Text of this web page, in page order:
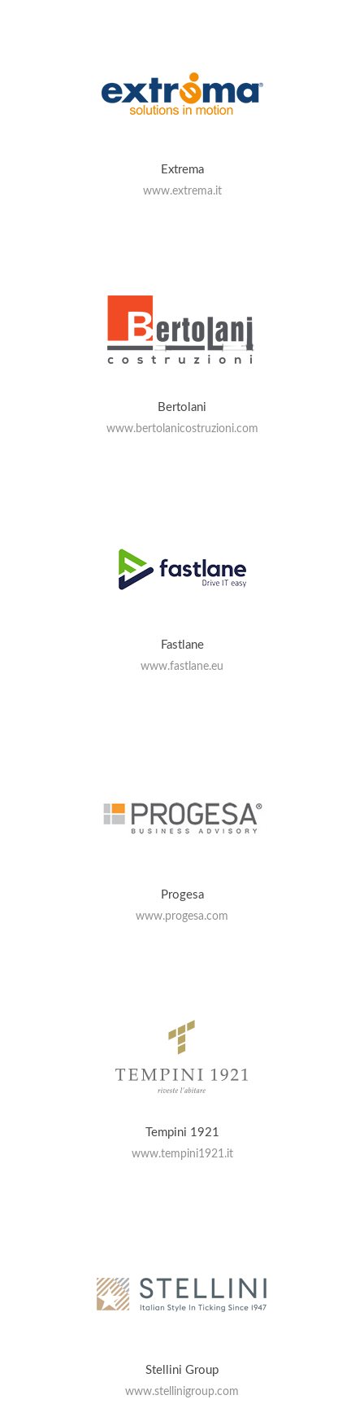
Extrema
www.extrema.it
Bertolani
www.bertolanicostruzioni.com
Fastlane
www.fastlane.eu
Progesa
www.progesa.com
Tempini 1921
www.tempini1921.it
Stellini Group
www.stellinigroup.com